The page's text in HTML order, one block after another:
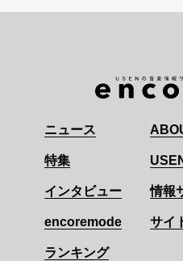
ニュース
特集
インタビュー
encoremode
ランキング
情報
サイ